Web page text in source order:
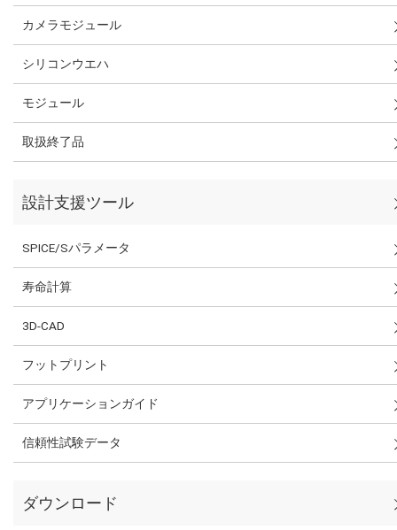
カメラモジュール
シリコンウエハ
モジュール
取扱終了品
設計支援ツール
SPICE/Sパラメータ
寿命計算
3D-CAD
フットプリント
アプリケーションガイド
信頼性試験データ
ダウンロード